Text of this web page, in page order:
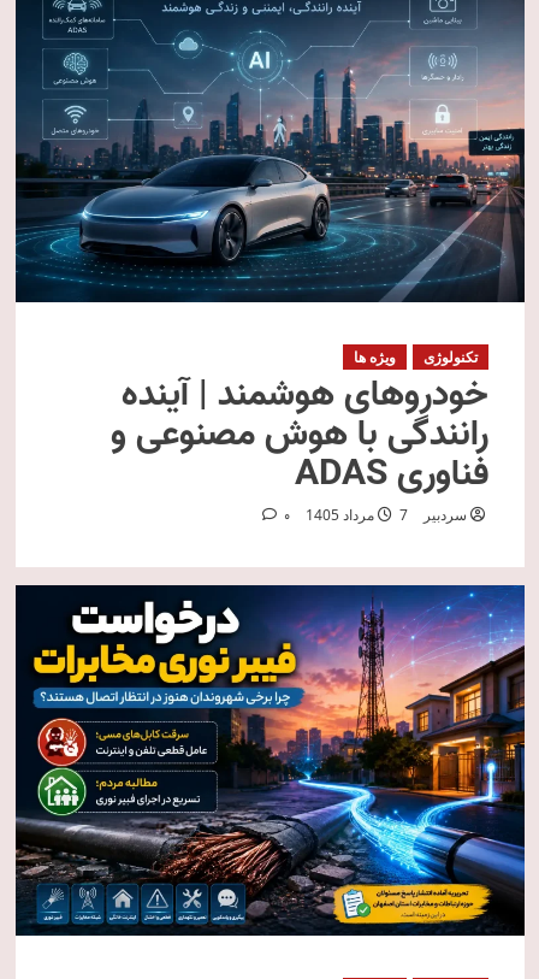
تکنولوژی ویژه ها
خودروهای هوشمند | آینده
رانندگی با هوش مصنوعی و
فناوری ADAS
سردبیر 7 مرداد 1405 0